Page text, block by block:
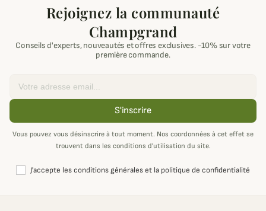
Rejoignez la communauté
Champgrand
Conseils d'experts, nouveautés et offres exclusives. -10% sur votre
première commande.
S'inscrire
Vous pouvez vous désinscrire à tout moment. Nos coordonnées à cet effet se
trouvent dans les conditions d’utilisation du site.
J'accepte les conditions générales et la politique de confidentialité